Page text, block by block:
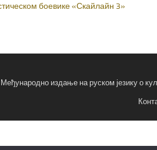
боевике «Скайлайн 3»
издање на руском језику о